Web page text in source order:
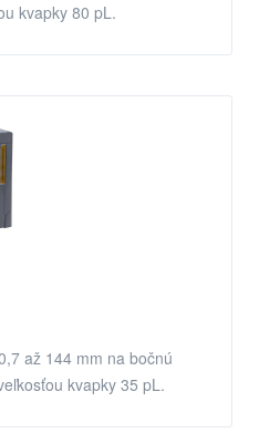
kvapky 80 pL.
až 144 mm na bočnú
kvapky 35 pL.